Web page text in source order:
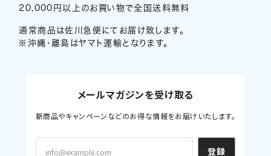
20,000円以上のお買い物で全国送料無料
通常商品は佐川急便にてお届け致します。
※沖縄・離島はヤマト運輸となります。
メールマガジンを受け取る
新商品やキャンペーンなどのお得な情報をお届けいたします。
登録